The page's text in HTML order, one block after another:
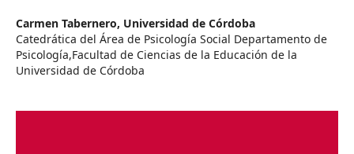
Carmen Tabernero, Universidad de Córdoba
Catedrática del Área de Psicología Social Departamento de
Psicología,Facultad de Ciencias de la Educación de la
Universidad de Córdoba